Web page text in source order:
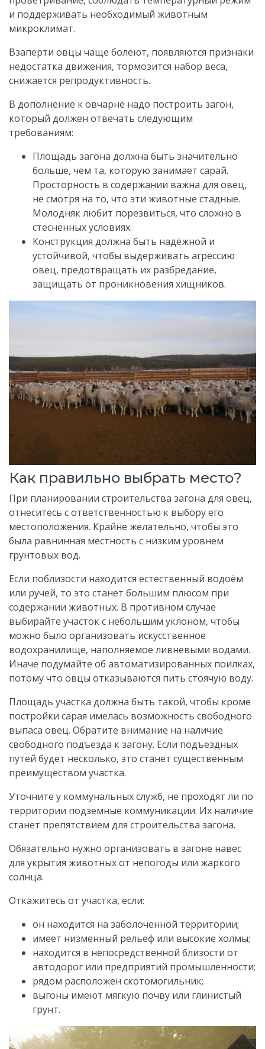
и поддерживать необходимый животным
микроклимат.
Взаперти овцы чаще болеют, появляются признаки
недостатка движения, тормозится набор веса,
снижается репродуктивность.
В дополнение к овчарне надо построить загон,
который должен отвечать следующим
требованиям:
Площадь загона должна быть значительно
больше, чем та, которую занимает сарай.
Просторность в содержании важна для овец,
не смотря на то, что эти животные стадные.
Молодняк любит порезвиться, что сложно в
стеснённых условиях.
Конструкция должна быть надёжной и
устойчивой, чтобы выдерживать агрессию
овец, предотвращать их разбредание,
защищать от проникновения хищников.
Как правильно выбрать место?
При планировании строительства загона для овец,
отнеситесь с ответственностью к выбору его
местоположения. Крайне желательно, чтобы это
была равнинная местность с низким уровнем
грунтовых вод.
Если поблизости находится естественный водоём
или ручей, то это станет большим плюсом при
содержании животных. В противном случае
выбирайте участок с небольшим уклоном, чтобы
можно было организовать искусственное
водохранилище, наполняемое ливневыми водами.
Иначе подумайте об автоматизированных поилках,
потому что овцы отказываются пить стоячую воду.
Площадь участка должна быть такой, чтобы кроме
постройки сарая имелась возможность свободного
выпаса овец. Обратите внимание на наличие
свободного подъезда к загону. Если подъездных
путей будет несколько, это станет существенным
преимуществом участка.
Уточните у коммунальных служб, не проходят ли по
территории подземные коммуникации. Их наличие
станет препятствием для строительства загона.
Обязательно нужно организовать в загоне навес
для укрытия животных от непогоды или жаркого
солнца.
Откажитесь от участка, если:
он находится на заболоченной территории;
имеет низменный рельеф или высокие холмы;
находится в непосредственной близости от
автодорог или предприятий промышленности;
рядом расположен скотомогильник;
выгоны имеют мягкую почву или глинистый
грунт.